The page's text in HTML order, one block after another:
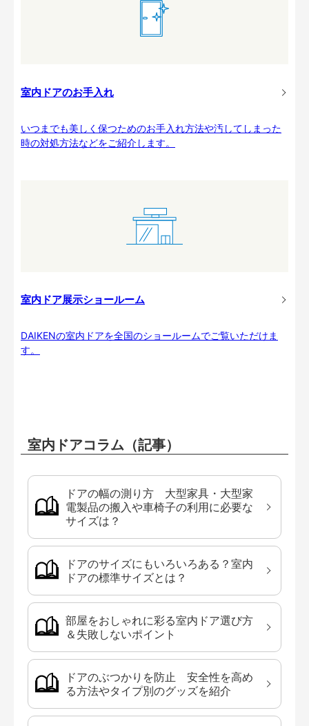
室内ドアのお手入れ
いつまでも美しく保つためのお手入れ方法や汚してしまった
時の対処方法などをご紹介します。
室内ドア展示ショールーム
DAIKENの室内ドアを全国のショールームでご覧いただけま
す。
室内ドアコラム（記事）
ドアの幅の測り方 大型家具・大型家
電製品の搬入や車椅子の利用に必要な
サイズは？
ドアのサイズにもいろいろある？室内
ドアの標準サイズとは？
部屋をおしゃれに彩る室内ドア選び方
＆失敗しないポイント
ドアのぶつかりを防止 安全性を高め
る方法やタイプ別のグッズを紹介